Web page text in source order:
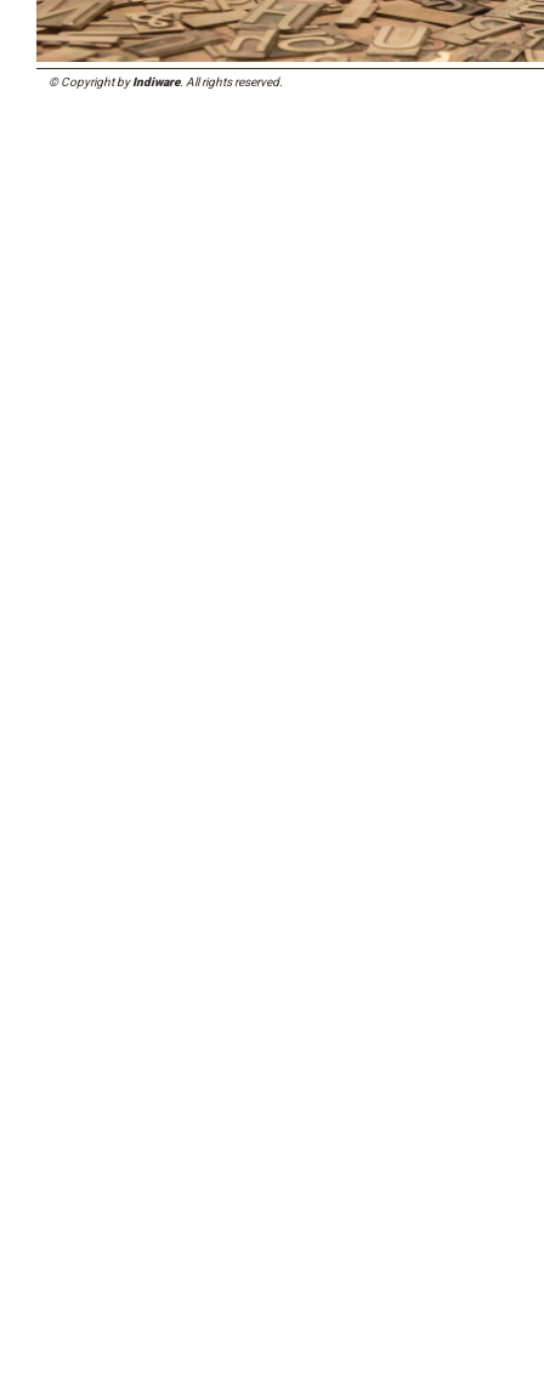
© Copyright byIndiware. All rights reserved.